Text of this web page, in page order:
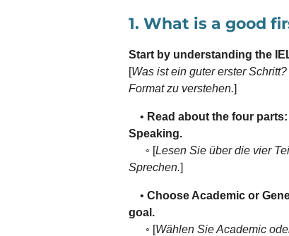
1. What is a good
Start by understanding the
[Was ist ein guter erster
Format zu verstehen.]
• Read about the four
Speaking.
◦ [Lesen Sie über die vier
Sprechen.]
• Choose Academic or
goal.
◦ [Wählen Sie Academic